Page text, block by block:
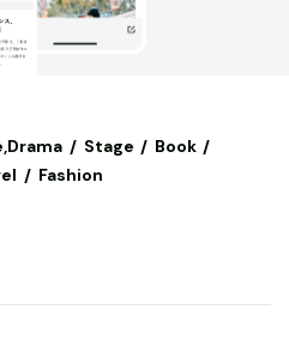
Stage
Book
Fashion